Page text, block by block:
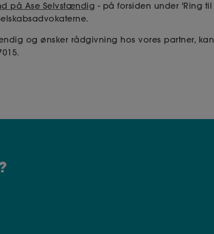
på Ase Selvstændig - på forsiden under 'Ring til
og ønsker rådgivning hos vores partner, kan